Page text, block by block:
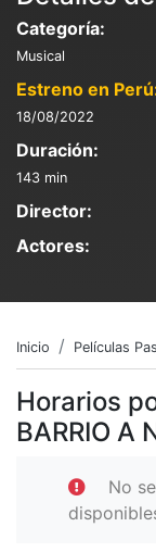
Categoría:
Musical
Estreno en
18/08/2022
Duración:
143 min
Director:
Actores:
Inicio Películas
Horarios
BARRIO A
No